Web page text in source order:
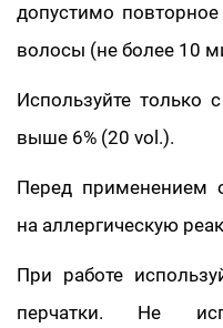
допустимо
волосы (не более 10
Используйте только
выше 6% (20 vol.).
Перед применением
на аллергическую
При работе
перчатки. Не